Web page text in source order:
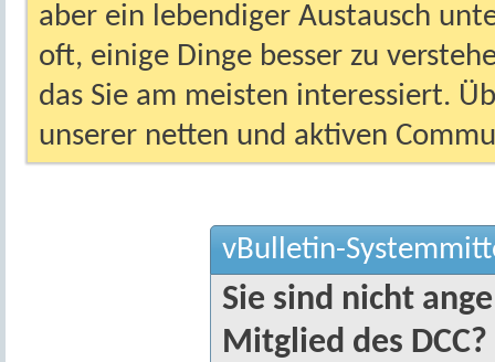
aber ein lebendiger Austausch
oft, einige Dinge besser zu
das Sie am meisten interessiert.
unserer netten und aktiven
vBulletin-
Sie sind nicht
Mitglied des DCC?